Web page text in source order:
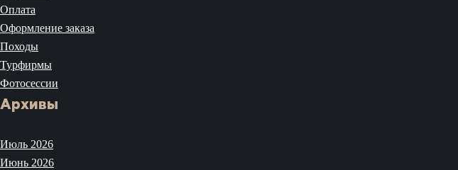
Оплата
Оформление заказа
Походы
Турфирмы
Фотосессии
Архивы
Июль 2026
Июнь 2026